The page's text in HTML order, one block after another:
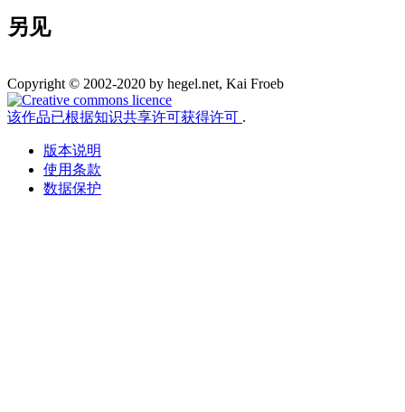
另见
Copyright © 2002-2020 by hegel.net, Kai Froeb
该作品已根据知识共享许可获得许可 .
版本说明
使用条款
数据保护